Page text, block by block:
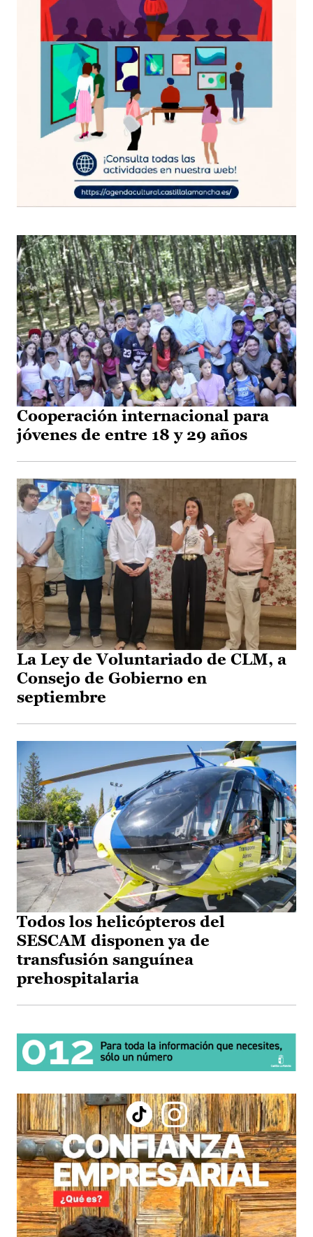
Cooperación internacional para
jóvenes de entre 18 y 29 años
La Ley de Voluntariado de CLM, a
Consejo de Gobierno en
septiembre
Todos los helicópteros del
SESCAM disponen ya de
transfusión sanguínea
prehospitalaria